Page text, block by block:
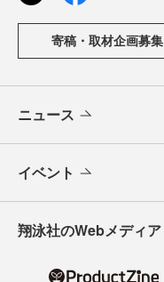
寄稿・取材企画募集
ニュース
イベント
翔泳社のWebメディア